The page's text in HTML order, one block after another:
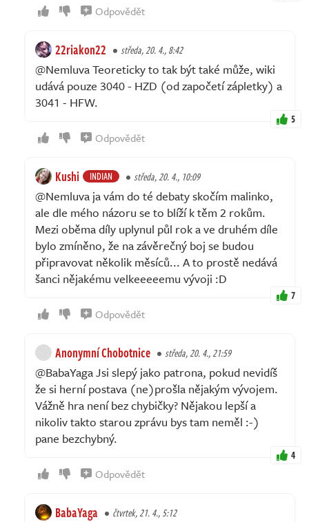
Odpovědět
22riakon22 středa, 20. 4., 8:42
@Nemluva Teoreticky to tak být také může, wiki
udává pouze 3040 - HZD (od započetí zápletky) a
3041 - HFW.
5
Odpovědět
Kushi INDIAN středa, 20. 4., 10:09
@Nemluva ja vám do té debaty skočím malinko,
ale dle mého názoru se to blíží k těm 2 rokům.
Mezi oběma díly uplynul půl rok a ve druhém díle
bylo zmíněno, že na závěrečný boj se budou
připravovat několik měsíců... A to prostě nedává
šanci nějakému velkeeeeemu vývoji :D
7
Odpovědět
Anonymní Chobotnice středa, 20. 4., 21:59
@BabaYaga Jsi slepý jako patrona, pokud nevidíš
že si herní postava (ne)prošla nějakým vývojem.
Vážně hra není bez chybičky? Nějakou lepší a
nikoliv takto starou zprávu bys tam neměl :-)
pane bezchybný.
4
Odpovědět
BabaYaga čtvrtek, 21. 4., 5:12